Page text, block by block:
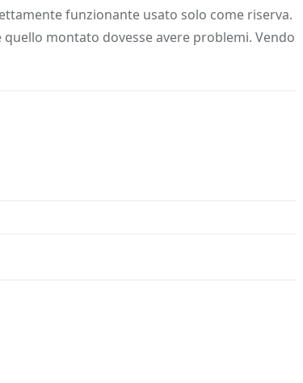
funzionante usato solo come riserva.
montato dovesse avere problemi. Vendo